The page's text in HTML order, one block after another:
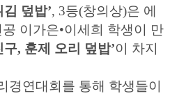
김 덮밥’, 3등(창의상)은 에
이가은•이세희 학생이 만
구, 훈제 오리 덮밥’이 차지
경연대회를 통해 학생들이